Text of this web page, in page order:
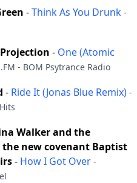
-Think As You Drunk -
- One (Atomic
- BOM Psytrance Radio
- Ride It (Jonas Blue Remix) -
Walker and the
new covenant Baptist
- How I Got Over -